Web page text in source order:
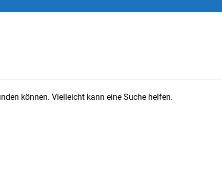
können. Vielleicht kann eine Suche helfen.